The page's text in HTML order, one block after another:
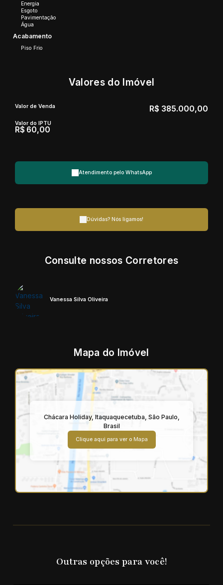
Energia
Esgoto
Pavimentação
Água
Acabamento
Piso Frio
Valores do Imóvel
R$ 385.000,00
Valor de Venda
Valor do IPTU
R$ 60,00
Atendimento pelo WhatsApp
Dúvidas? Nós ligamos!
Consulte nossos Corretores
Vanessa Silva Oliveira
Mapa do Imóvel
Chácara Holiday, Itaquaquecetuba, São Paulo,
Brasil
Clique aqui para ver o Mapa
Outras opções para você!